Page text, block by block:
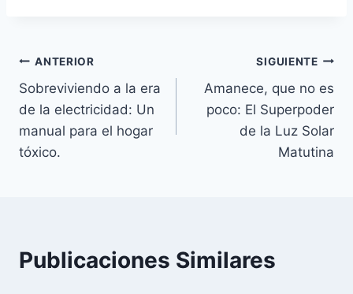
Navegación
de
entradas
ANTERIOR
Sobreviviendo a la era
de la electricidad: Un
manual para el hogar
tóxico.
SIGUIENTE
Amanece, que no es
poco: El Superpoder
de la Luz Solar
Matutina
Publicaciones Similares